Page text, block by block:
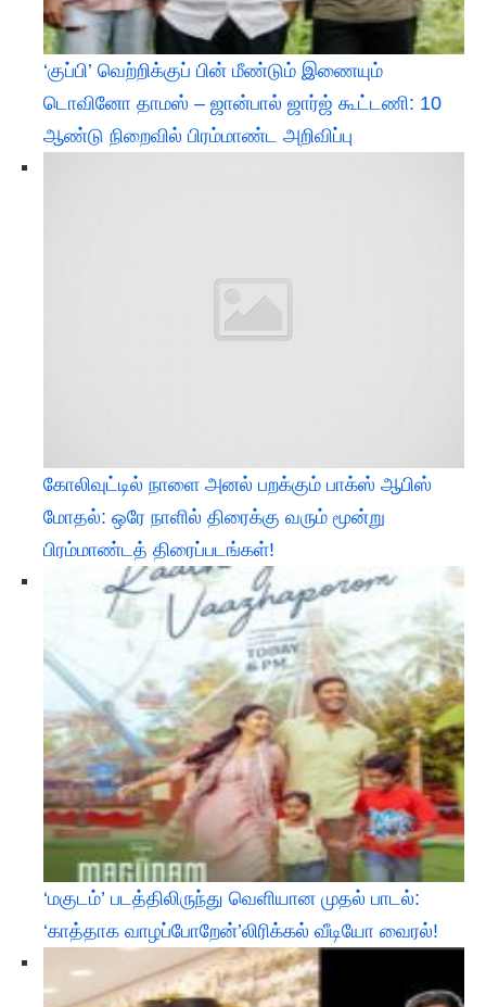
‘குப்பி’ வெற்றிக்குப் பின் மீண்டும் இணையும்
டொவினோ தாமஸ் – ஜான்பால் ஜார்ஜ் கூட்டணி: 10
ஆண்டு நிறைவில் பிரம்மாண்ட அறிவிப்பு
கோலிவுட்டில் நாளை அனல் பறக்கும் பாக்ஸ் ஆபிஸ்
மோதல்: ஒரே நாளில் திரைக்கு வரும் மூன்று
பிரம்மாண்டத் திரைப்படங்கள்!
‘மகுடம்’ படத்திலிருந்து வெளியான முதல் பாடல்:
‘காத்தாக வாழப்போறேன்’லிரிக்கல் வீடியோ வைரல்!